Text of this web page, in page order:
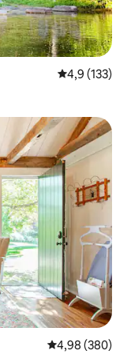
Gemiddelde
4,9 (133)
Gemiddelde
4,98 (380)